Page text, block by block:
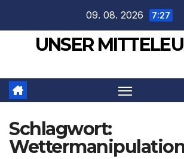
springen
09. 08. 2026 7:27
UNSER
Schlagwort: